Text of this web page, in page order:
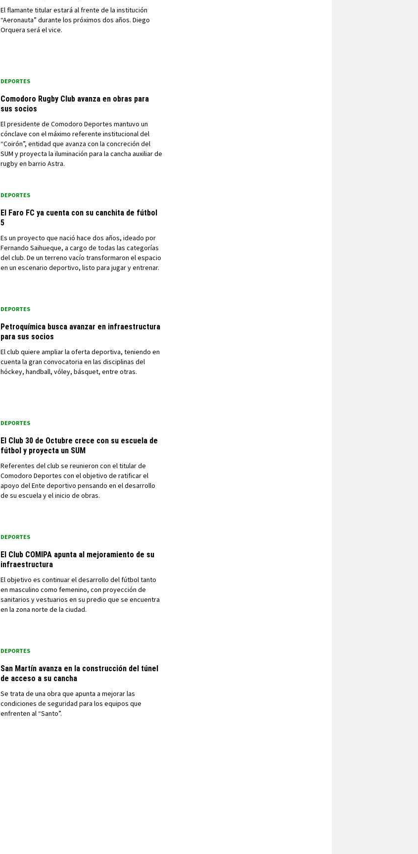
El flamante titular estará al frente de la institución
“Aeronauta” durante los próximos dos años. Diego
Orquera será el vice.
DEPORTES
Comodoro Rugby Club avanza en obras para
sus socios
El presidente de Comodoro Deportes mantuvo un
cónclave con el máximo referente institucional del
“Coirón”, entidad que avanza con la concreción del
SUM y proyecta la iluminación para la cancha auxiliar de
rugby en barrio Astra.
DEPORTES
El Faro FC ya cuenta con su canchita de fútbol
5
Es un proyecto que nació hace dos años, ideado por
Fernando Saihueque, a cargo de todas las categorías
del club. De un terreno vacío transformaron el espacio
en un escenario deportivo, listo para jugar y entrenar.
DEPORTES
Petroquímica busca avanzar en infraestructura
para sus socios
El club quiere ampliar la oferta deportiva, teniendo en
cuenta la gran convocatoria en las disciplinas del
hóckey, handball, vóley, básquet, entre otras.
DEPORTES
El Club 30 de Octubre crece con su escuela de
fútbol y proyecta un SUM
Referentes del club se reunieron con el titular de
Comodoro Deportes con el objetivo de ratificar el
apoyo del Ente deportivo pensando en el desarrollo
de su escuela y el inicio de obras.
DEPORTES
El Club COMIPA apunta al mejoramiento de su
infraestructura
El objetivo es continuar el desarrollo del fútbol tanto
en masculino como femenino, con proyección de
sanitarios y vestuarios en su predio que se encuentra
en la zona norte de la ciudad.
DEPORTES
San Martín avanza en la construcción del túnel
de acceso a su cancha
Se trata de una obra que apunta a mejorar las
condiciones de seguridad para los equipos que
enfrenten al “Santo”.